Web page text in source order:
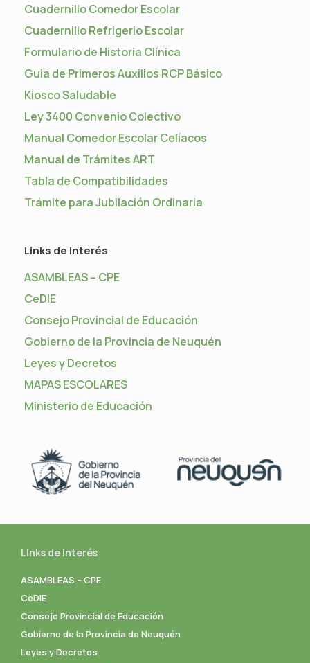
Cuadernillo Comedor Escolar
Cuadernillo Refrigerio Escolar
Formulario de Historia Clínica
Guia de Primeros Auxilios RCP Básico
Kiosco Saludable
Ley 3400 Convenio Colectivo
Manual Comedor Escolar Celíacos
Manual de Trámites ART
Tabla de Compatibilidades
Trámite para Jubilación Ordinaria
Links de interés
ASAMBLEAS – CPE
CeDIE
Consejo Provincial de Educación
Gobierno de la Provincia de Neuquén
Leyes y Decretos
MAPAS ESCOLARES
Ministerio de Educación
Links de interés
ASAMBLEAS – CPE
CeDIE
Consejo Provincial de Educación
Gobierno de la Provincia de Neuquén
Leyes y Decretos